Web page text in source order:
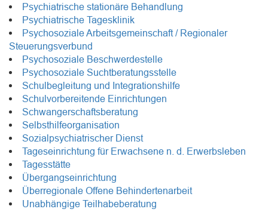
Psychiatrische stationäre Behandlung
Psychiatrische Tagesklinik
Psychosoziale Arbeitsgemeinschaft / Regionaler
Steuerungsverbund
Psychosoziale Beschwerdestelle
Psychosoziale Suchtberatungsstelle
Schulbegleitung und Integrationshilfe
Schulvorbereitende Einrichtungen
Schwangerschaftsberatung
Selbsthilfeorganisation
Sozialpsychiatrischer Dienst
Tageseinrichtung für Erwachsene n. d. Erwerbsleben
Tagesstätte
Übergangseinrichtung
Überregionale Offene Behindertenarbeit
Unabhängige Teilhabeberatung